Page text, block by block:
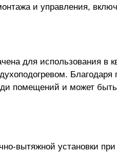
и управления,
для использования
помещений и может
вытяжной установки